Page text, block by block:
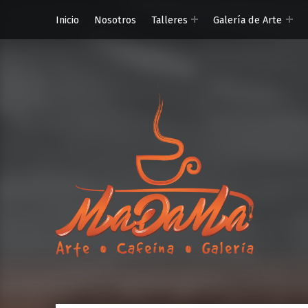
Inicio Nosotros Talleres Galería de Arte